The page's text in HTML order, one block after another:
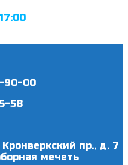
90-00
58
пр., д. 7
мечеть